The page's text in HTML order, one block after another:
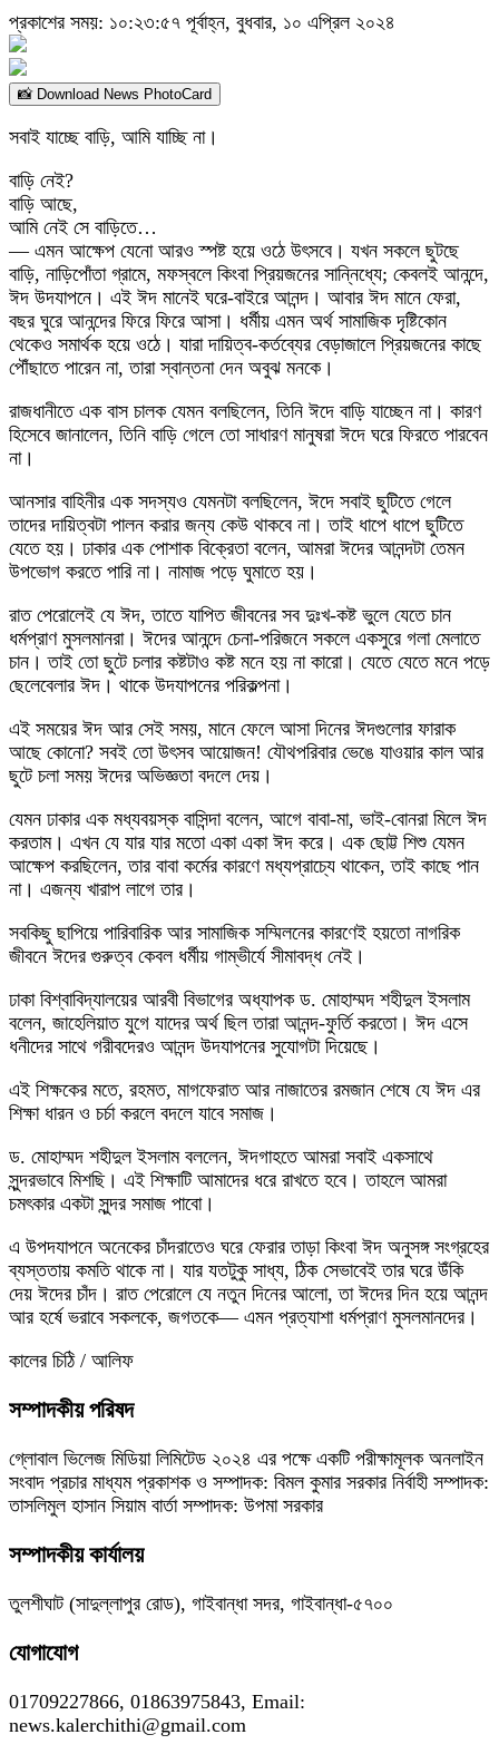
প্রকাশের সময়: ১০:২৩:৫৭ পূর্বাহ্ন, বুধবার, ১০ এপ্রিল ২০২৪
📸 Download News PhotoCard
সবাই যাচ্ছে বাড়ি, আমি যাচ্ছি না।
বাড়ি নেই?
বাড়ি আছে,
আমি নেই সে বাড়িতে…
— এমন আক্ষেপ যেনো আরও স্পষ্ট হয়ে ওঠে উৎসবে। যখন সকলে ছুটছে
বাড়ি, নাড়িপোঁতা গ্রামে, মফস্বলে কিংবা প্রিয়জনের সান্নিধ্যে; কেবলই আনন্দে,
ঈদ উদযাপনে। এই ঈদ মানেই ঘরে-বাইরে আনন্দ। আবার ঈদ মানে ফেরা,
বছর ঘুরে আনন্দের ফিরে ফিরে আসা। ধর্মীয় এমন অর্থ সামাজিক দৃষ্টিকোন
থেকেও সমার্থক হয়ে ওঠে। যারা দায়িত্ব-কর্তব্যের বেড়াজালে প্রিয়জনের কাছে
পৌঁছাতে পারেন না, তারা স্বান্তনা দেন অবুঝ মনকে।
রাজধানীতে এক বাস চালক যেমন বলছিলেন, তিনি ঈদে বাড়ি যাচ্ছেন না। কারণ
হিসেবে জানালেন, তিনি বাড়ি গেলে তো সাধারণ মানুষরা ঈদে ঘরে ফিরতে পারবেন
না।
আনসার বাহিনীর এক সদস্যও যেমনটা বলছিলেন, ঈদে সবাই ছুটিতে গেলে
তাদের দায়িত্বটা পালন করার জন্য কেউ থাকবে না। তাই ধাপে ধাপে ছুটিতে
যেতে হয়। ঢাকার এক পোশাক বিক্রেতা বলেন, আমরা ঈদের আনন্দটা তেমন
উপভোগ করতে পারি না। নামাজ পড়ে ঘুমাতে হয়।
রাত পেরোলেই যে ঈদ, তাতে যাপিত জীবনের সব দুঃখ-কষ্ট ভুলে যেতে চান
ধর্মপ্রাণ মুসলমানরা। ঈদের আনন্দে চেনা-পরিজনে সকলে একসুরে গলা মেলাতে
চান। তাই তো ছুটে চলার কষ্টটাও কষ্ট মনে হয় না কারো। যেতে যেতে মনে পড়ে
ছেলেবেলার ঈদ। থাকে উদযাপনের পরিকল্পনা।
এই সময়ের ঈদ আর সেই সময়, মানে ফেলে আসা দিনের ঈদগুলোর ফারাক
আছে কোনো? সবই তো উৎসব আয়োজন! যৌথপরিবার ভেঙে যাওয়ার কাল আর
ছুটে চলা সময় ঈদের অভিজ্ঞতা বদলে দেয়।
যেমন ঢাকার এক মধ্যবয়স্ক বাসিন্দা বলেন, আগে বাবা-মা, ভাই-বোনরা মিলে ঈদ
করতাম। এখন যে যার যার মতো একা একা ঈদ করে। এক ছোট্ট শিশু যেমন
আক্ষেপ করছিলেন, তার বাবা কর্মের কারণে মধ্যপ্রাচ্যে থাকেন, তাই কাছে পান
না। এজন্য খারাপ লাগে তার।
সবকিছু ছাপিয়ে পারিবারিক আর সামাজিক সম্মিলনের কারণেই হয়তো নাগরিক
জীবনে ঈদের গুরুত্ব কেবল ধর্মীয় গাম্ভীর্যে সীমাবদ্ধ নেই।
ঢাকা বিশ্বাবিদ্যালয়ের আরবী বিভাগের অধ্যাপক ড. মোহাম্মদ শহীদুল ইসলাম
বলেন, জাহেলিয়াত যুগে যাদের অর্থ ছিল তারা আনন্দ-ফুর্তি করতো। ঈদ এসে
ধনীদের সাথে গরীবদেরও আনন্দ উদযাপনের সুযোগটা দিয়েছে।
এই শিক্ষকের মতে, রহমত, মাগফেরাত আর নাজাতের রমজান শেষে যে ঈদ এর
শিক্ষা ধারন ও চর্চা করলে বদলে যাবে সমাজ।
ড. মোহাম্মদ শহীদুল ইসলাম বললেন, ঈদগাহতে আমরা সবাই একসাথে
সুন্দরভাবে মিশছি। এই শিক্ষাটি আমাদের ধরে রাখতে হবে। তাহলে আমরা
চমৎকার একটা সুন্দর সমাজ পাবো।
এ উপদযাপনে অনেকের চাঁদরাতেও ঘরে ফেরার তাড়া কিংবা ঈদ অনুসঙ্গ সংগ্রহের
ব্যস্ততায় কমতি থাকে না। যার যতটুকু সাধ্য, ঠিক সেভাবেই তার ঘরে উঁকি
দেয় ঈদের চাঁদ। রাত পেরোলে যে নতুন দিনের আলো, তা ঈদের দিন হয়ে আনন্দ
আর হর্ষে ভরাবে সকলকে, জগতকে— এমন প্রত্যাশা ধর্মপ্রাণ মুসলমানদের।
কালের চিঠি / আলিফ
সম্পাদকীয় পরিষদ
গ্লোবাল ভিলেজ মিডিয়া লিমিটেড ২০২৪ এর পক্ষে একটি পরীক্ষামূলক অনলাইন
সংবাদ প্রচার মাধ্যম প্রকাশক ও সম্পাদক: বিমল কুমার সরকার নির্বাহী সম্পাদক:
তাসলিমুল হাসান সিয়াম বার্তা সম্পাদক: উপমা সরকার
সম্পাদকীয় কার্যালয়
তুলশীঘাট (সাদুল্লাপুর রোড), গাইবান্ধা সদর, গাইবান্ধা-৫৭০০
যোগাযোগ
01709227866, 01863975843, Email:
news.kalerchithi@gmail.com